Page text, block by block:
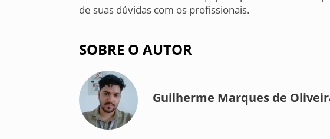
de suas dúvidas com os profissionais.
SOBRE O AUTOR
Guilherme Marques de